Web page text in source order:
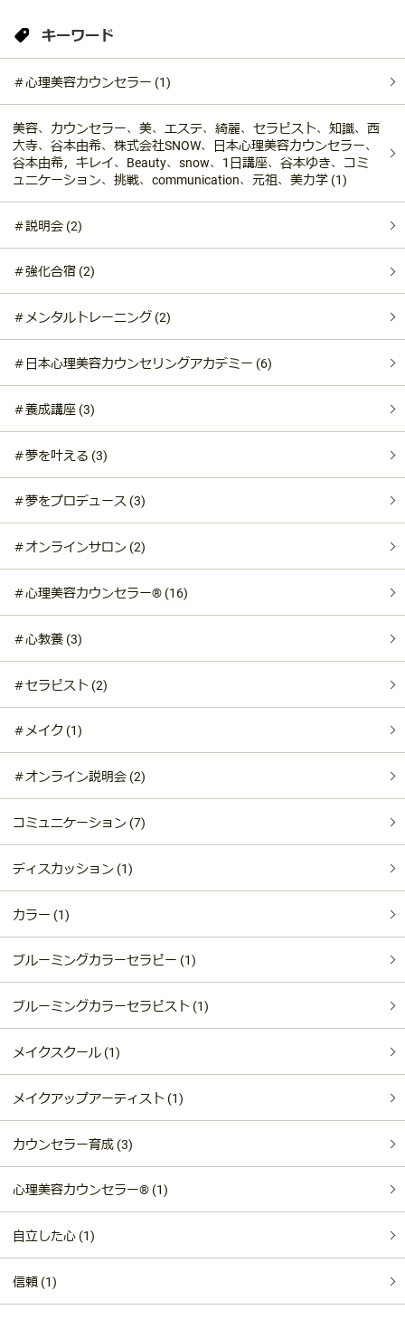
キーワード
＃心理美容カウンセラー (1)
美容、カウンセラー、美、エステ、綺麗、セラピスト、知識、西
大寺、谷本由希、株式会社SNOW、日本心理美容カウンセラー、
谷本由希，キレイ、Beauty、snow、1日講座、谷本ゆき、コミ
ュニケーション、挑戦、communication、元祖、美力学 (1)
＃説明会 (2)
＃強化合宿 (2)
＃メンタルトレーニング (2)
＃日本心理美容カウンセリングアカデミー (6)
＃養成講座 (3)
＃夢を叶える (3)
＃夢をプロデュース (3)
＃オンラインサロン (2)
＃心理美容カウンセラー®︎ (16)
＃心教養 (3)
＃セラピスト (2)
＃メイク (1)
＃オンライン説明会 (2)
コミュニケーション (7)
ディスカッション (1)
カラー (1)
ブルーミングカラーセラピー (1)
ブルーミングカラーセラピスト (1)
メイクスクール (1)
メイクアップアーティスト (1)
カウンセラー育成 (3)
心理美容カウンセラー®︎ (1)
自立した心 (1)
信頼 (1)